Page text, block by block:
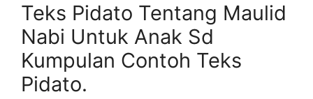
Teks Pidato Tentang Maulid
Nabi Untuk Anak Sd
Kumpulan Contoh Teks
Pidato.